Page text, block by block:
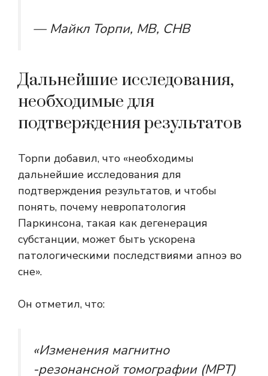
— Майкл Торпи, MB, CHB
Дальнейшие исследования,
необходимые для
подтверждения результатов
Торпи добавил, что «необходимы
дальнейшие исследования для
подтверждения результатов, и чтобы
понять, почему невропатология
Паркинсона, такая как дегенерация
субстанции, может быть ускорена
патологическими последствиями апноэ во
сне».
Он отметил, что:
«Изменения магнитно
-резонансной томографии (МРТ)